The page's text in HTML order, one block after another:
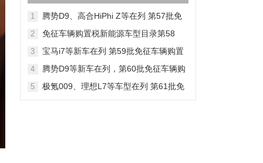
得以印证
1
腾势D9、高合HiPhi Z等在列 第57批免
2
免征车辆购置税新能源车型目录第58
3
宝马i7等新车在列 第59批免征车辆购置
4
腾势D9等新车在列，第60批免征车辆购
5
极氪009、理想L7等车型在列 第61批免